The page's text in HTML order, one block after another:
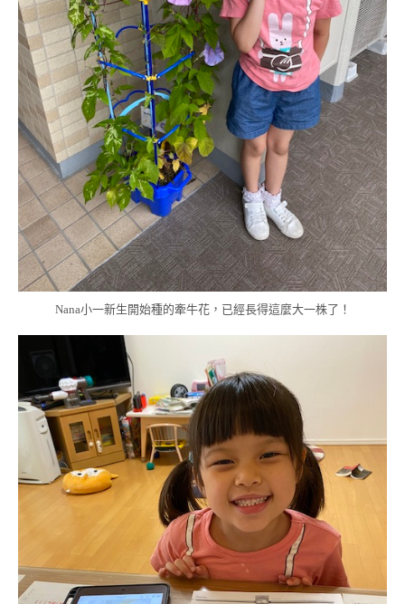
Nana小一新生開始種的牽牛花，已經長得這麼大一株了！